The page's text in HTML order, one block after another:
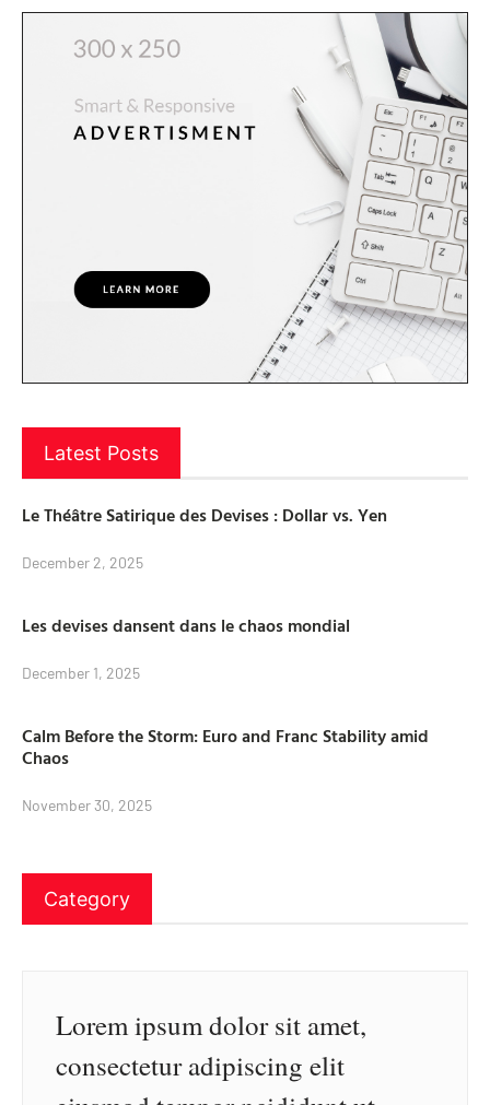
Latest Posts
Le Théâtre Satirique des Devises : Dollar vs. Yen
December 2, 2025
Les devises dansent dans le chaos mondial
December 1, 2025
Calm Before the Storm: Euro and Franc Stability amid
Chaos
November 30, 2025
Category
Lorem ipsum dolor sit amet,
consectetur adipiscing elit